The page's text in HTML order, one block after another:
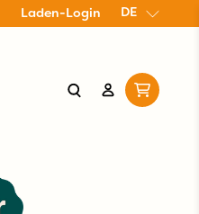
Laden-Login DE